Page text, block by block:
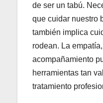
de ser un tabú.
que cuidar nuestro
también implica
rodean. La
acompañamiento
herramientas tan
tratamiento